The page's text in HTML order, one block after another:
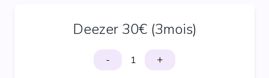
Deezer 30€ (3mois)
- +